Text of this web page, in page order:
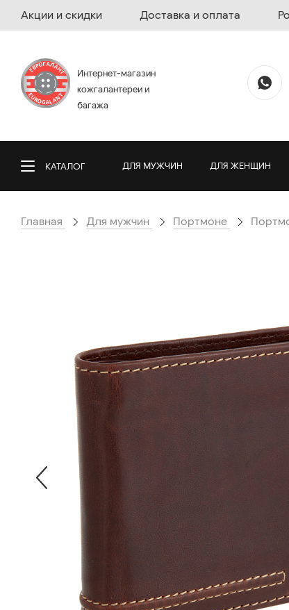
Акции и скидки Доставка и оплата
Интернет-магазин
кожгалантереи и
багажа
КАТАЛОГ ДЛЯ МУЖЧИН ДЛЯ ЖЕНЩИН
Главная Для мужчин Портмоне